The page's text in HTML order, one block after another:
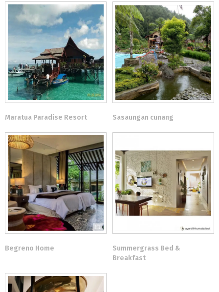
Maratua Paradise Resort Sasaungan cunang
Begreno Home
Summergrass Bed &
Breakfast